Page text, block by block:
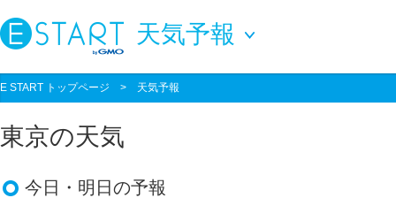
天気予報
E START トップページ > 天気予報
東京の天気
今日・明日の予報